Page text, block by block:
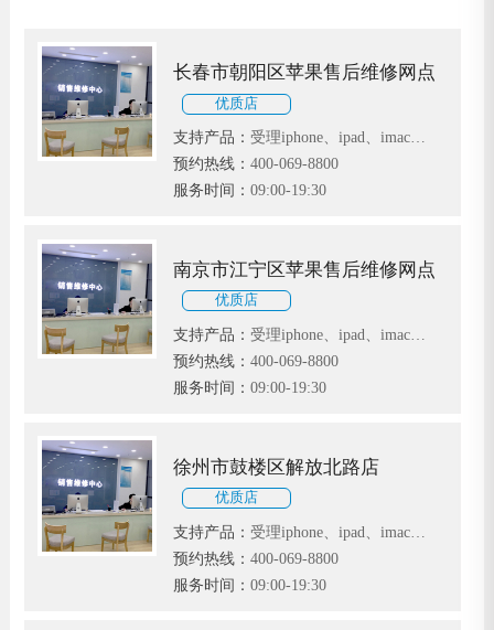
长春市朝阳区苹果售后维修网点
优质店
支持产品： 受理iphone、ipad、imac、
MacBook等苹果电子产品
预约热线： 400-069-8800
服务时间： 09:00-19:30
南京市江宁区苹果售后维修网点
优质店
支持产品： 受理iphone、ipad、imac、
MacBook等苹果电子产品
预约热线： 400-069-8800
服务时间： 09:00-19:30
徐州市鼓楼区解放北路店
优质店
支持产品： 受理iphone、ipad、imac、
MacBook等苹果电子产品
预约热线： 400-069-8800
服务时间： 09:00-19:30